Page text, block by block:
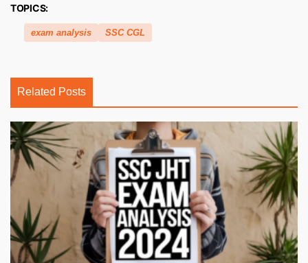
TOPICS:
exam analysis SSC CGL
Related Posts